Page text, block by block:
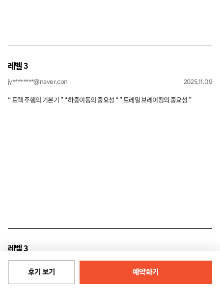
레벨 3
jy********@naver.con 2025.11.09
“ 트랙 주행의 기본기 ” “ 하중이동의 중요성 “ ” 트레일 브레이킹의 중요성 ”
레벨 3
레벨3부터는 확실히 난이도나 구성 의도가 달라지는걸 느꼈습니다. 개인적으로 레
후기 보기 예약하기